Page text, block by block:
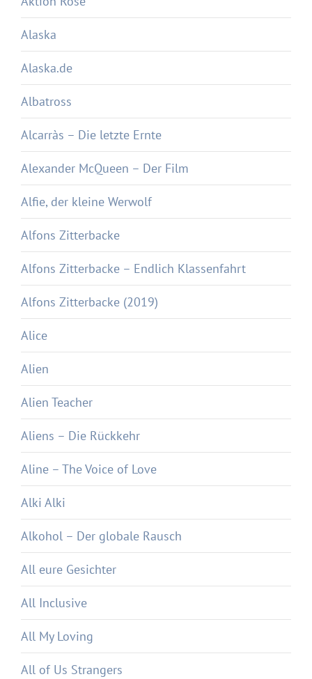
Alaska
Alaska.de
Albatross
Alcarràs – Die letzte Ernte
Alexander McQueen – Der Film
Alfie, der kleine Werwolf
Alfons Zitterbacke
Alfons Zitterbacke – Endlich Klassenfahrt
Alfons Zitterbacke (2019)
Alice
Alien
Alien Teacher
Aliens – Die Rückkehr
Aline – The Voice of Love
Alki Alki
Alkohol – Der globale Rausch
All eure Gesichter
All Inclusive
All My Loving
All of Us Strangers